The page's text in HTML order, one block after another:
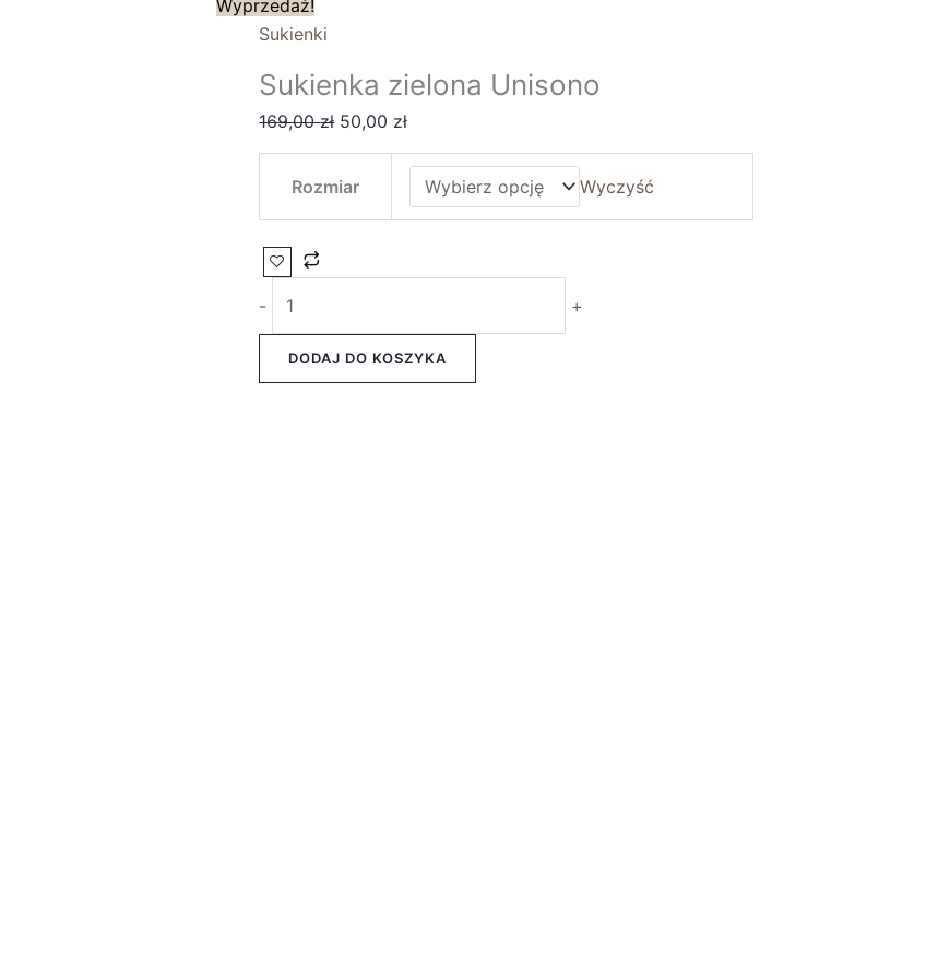
Wyprzedaż!
Sukienki
Sukienka zielona Unisono
169,00zł 50,00 zł
Rozmiar Wyczyść
- +
DODAJ DO KOSZYKA